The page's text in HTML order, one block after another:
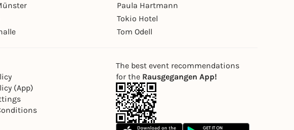
Paula Hartmann
Tokio Hotel
Tom Odell
(App)
The best event recommendations
for the Rausgegangen App!